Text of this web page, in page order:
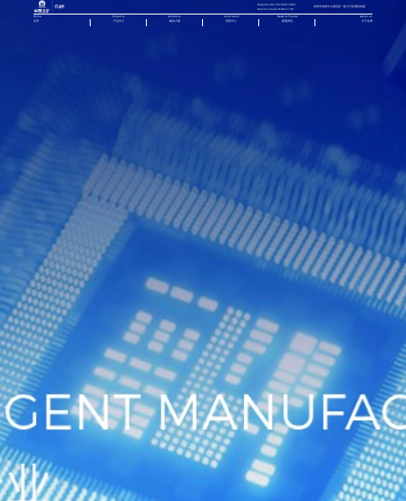
Helpline:86-755-84877666
Service hours:9:00-17:30
深圳市龙岗中心城五联一路七号金洲科技园
Home
首页
Products
产品中心
Solutions
解决方案
Innovation
智慧中心
News & Trends
新闻资讯
About us
关于金洲